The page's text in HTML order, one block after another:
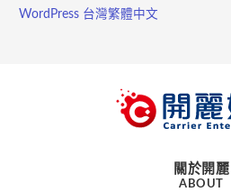
WordPress 台灣繁體中文
關於開麗
ABOUT